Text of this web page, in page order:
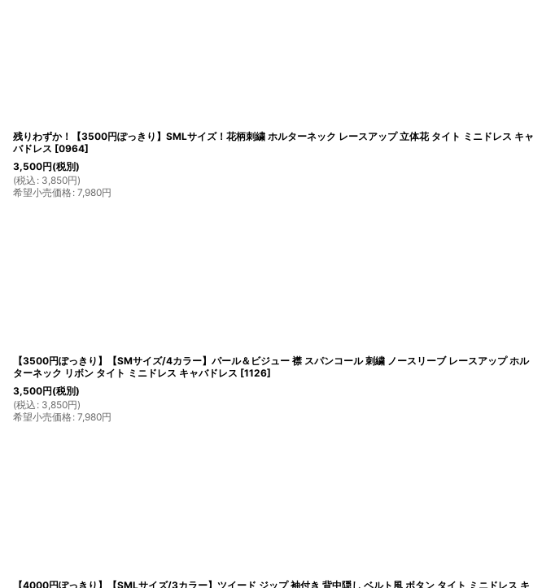
残りわずか！【3500円ぽっきり】SMLサイズ！花柄刺繍 ホルターネック レースアップ 立体花 タイト ミニドレス キャ
バドレス [0964]
3,500円(税別)
(税込 : 3,850円)
希望小売価格: 7,980円
【3500円ぽっきり】【SMサイズ/4カラー】パール＆ビジュー 襟 スパンコール 刺繍 ノースリーブ レースアップ ホル
ターネック リボン タイト ミニドレス キャバドレス [1126]
3,500円(税別)
(税込 : 3,850円)
希望小売価格: 7,980円
【4000円ぽっきり】【SMLサイズ/3カラー】ツイード ジップ 袖付き 背中隠し ベルト風 ボタン タイト ミニドレス キ